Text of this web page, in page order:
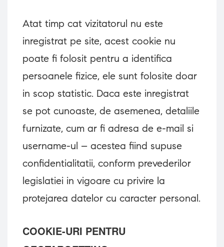
Atat timp cat vizitatorul nu este
inregistrat pe site, acest cookie nu
poate fi folosit pentru a identifica
persoanele fizice, ele sunt folosite doar
in scop statistic. Daca este inregistrat
se pot cunoaste, de asemenea, detaliile
furnizate, cum ar fi adresa de e-mail si
username-ul – acestea fiind supuse
confidentialitatii, conform prevederilor
legislatiei in vigoare cu privire la
protejarea datelor cu caracter personal.
COOKIE-URI PENTRU